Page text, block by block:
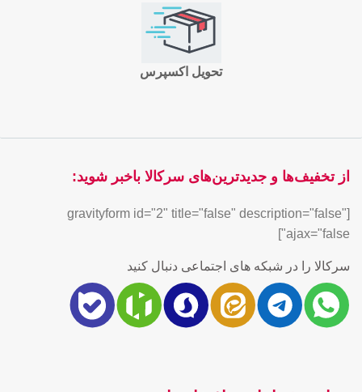
تحویل اکسپرس
از تخفیف‌ها و جدیدترین‌های سرکالا باخبر شوید:
[gravityform id="2" title="false" description="false"
ajax="false"]
سرکالا را در شبکه های اجتماعی دنبال کنید